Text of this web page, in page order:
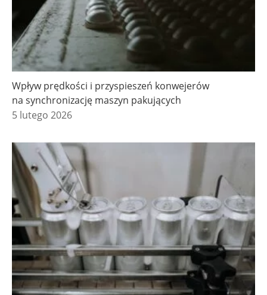
Wpływ prędkości i przyspieszeń konwejerów
na synchronizację maszyn pakujących
5 lutego 2026